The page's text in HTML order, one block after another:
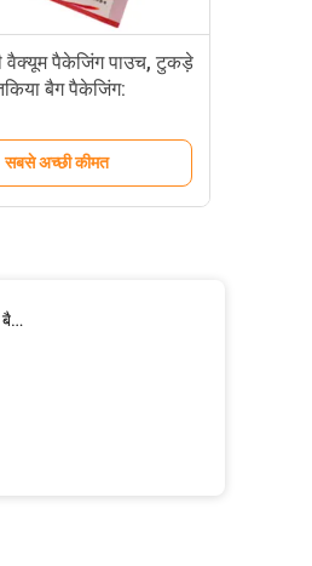
वैक्यूम पैकेजिंग पाउच, टुकड़े
बैग पैकेजिंग:
सबसे अच्छी कीमत